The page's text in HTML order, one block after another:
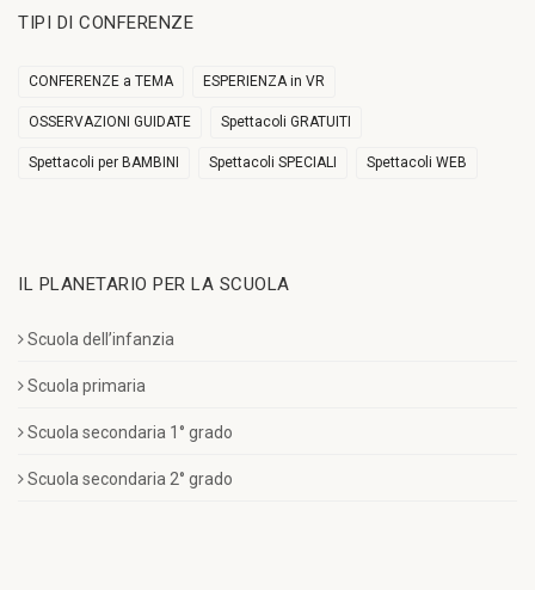
TIPI DI CONFERENZE
CONFERENZE a TEMA ESPERIENZA in VR
OSSERVAZIONI GUIDATE Spettacoli GRATUITI
Spettacoli per BAMBINI Spettacoli SPECIALI Spettacoli WEB
IL PLANETARIO PER LA SCUOLA
Scuola dell’infanzia
Scuola primaria
Scuola secondaria 1° grado
Scuola secondaria 2° grado